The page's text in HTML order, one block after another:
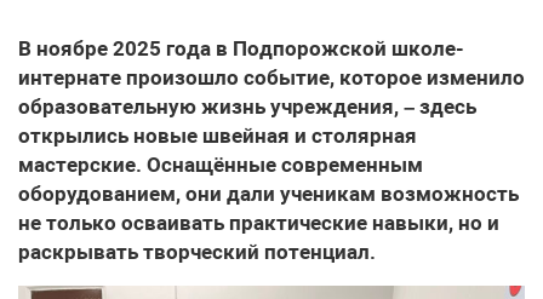
В ноябре 2025 года в Подпорожской школе-
интернате произошло событие, которое изменило
образовательную жизнь учреждения, – здесь
открылись новые швейная и столярная
мастерские. Оснащённые современным
оборудованием, они дали ученикам возможность
не только осваивать практические навыки, но и
раскрывать творческий потенциал.